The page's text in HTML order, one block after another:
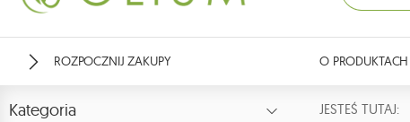
ROZPOCZNIJ ZAKUPY O PRODUKTACH
Kategoria JESTEŚ TUTAJ: